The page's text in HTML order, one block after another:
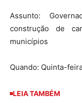
Assunto:
construção de
municípios
Quando: Quinta-
LEIA TAMBÉM